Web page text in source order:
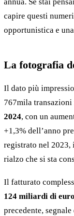
capire questi
opportunistica e
La fotografia
Il dato più
767mila transazioni
2024, con un
+1,3% dell’anno
registrato nel 2023,
rialzo che si sta
Il fatturato
124 miliardi di euro
precedente,